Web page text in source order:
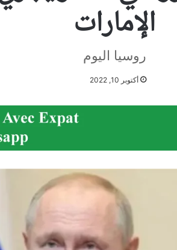
الإمارات
روسيا اليوم
أكتوبر 10, 2022